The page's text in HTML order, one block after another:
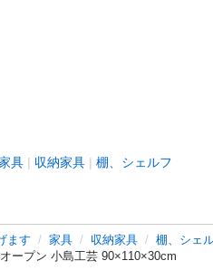
具 収納家具 棚、シェルフ
ます 家具 収納家具 棚、シェ
ープン 小島工芸 90×110×30cm